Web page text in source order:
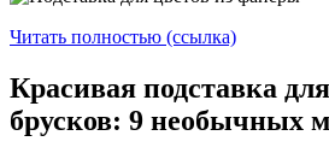
Читать полностью (ссылка)
Красивая подставка
брусков: 9 необычных